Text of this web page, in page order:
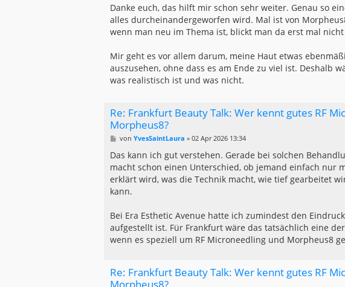
i
t
r
a
g
Danke euch, das hilft mir schon sehr weiter. Genau so
alles durcheinandergeworfen wird. Mal ist von
wenn man neu im Thema ist, blickt man da erst mal
Mir geht es vor allem darum, meine Haut etwas
auszusehen, ohne dass es am Ende zu viel ist. Deshalb
was realistisch ist und was nicht.
Re: Frankfurt Beauty Talk: Wer kennt gutes RF
Morpheus8?
B
i
t
r
a
g
von YvesSaintLaura » 02 Apr 2026 13:34
Das kann ich gut verstehen. Gerade bei solchen
macht schon einen Unterschied, ob jemand einfach nur
erklärt wird, was die Technik macht, wie tief gearbeitet
kann.
Bei Era Esthetic Avenue hatte ich zumindest den
aufgestellt ist. Für Frankfurt wäre das tatsächlich eine
wenn es speziell um RF Microneedling und Morpheus8
Re: Frankfurt Beauty Talk: Wer kennt gutes RF
Morpheus8?